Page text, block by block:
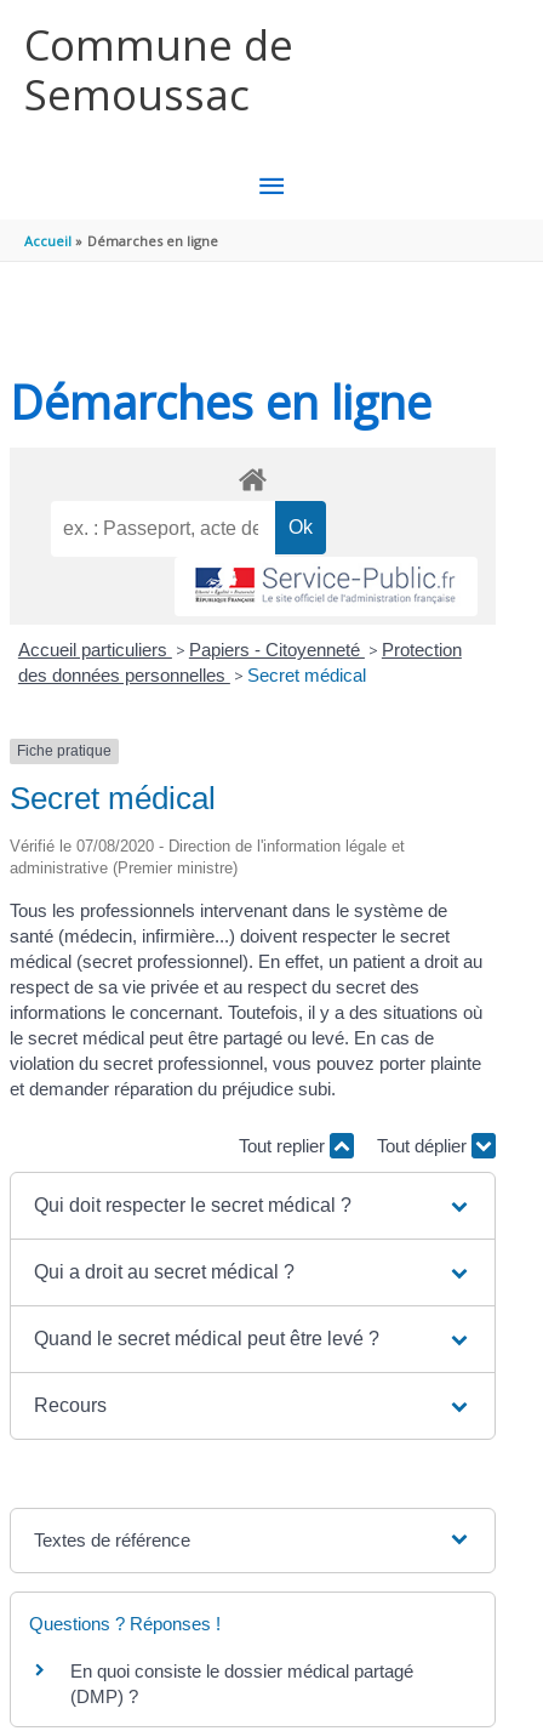
Commune de
Semoussac
MENU
Accueil Démarches en ligne
Démarches en ligne
Accueil particuliers > Papiers - Citoyenneté > Protection
des données personnelles > Secret médical
Fiche pratique
Secret médical
Vérifié le 07/08/2020 - Direction de l'information légale et
administrative (Premier ministre)
Tous les professionnels intervenant dans le système de
santé (médecin, infirmière...) doivent respecter le secret
médical (secret professionnel). En effet, un patient a droit au
respect de sa vie privée et au respect du secret des
informations le concernant. Toutefois, il y a des situations où
le secret médical peut être partagé ou levé. En cas de
violation du secret professionnel, vous pouvez porter plainte
et demander réparation du préjudice subi.
Tout replier Tout déplier
Qui doit respecter le secret médical ?
Qui a droit au secret médical ?
Quand le secret médical peut être levé ?
Recours
Textes de référence
Questions ? Réponses !
En quoi consiste le dossier médical partagé
(DMP) ?